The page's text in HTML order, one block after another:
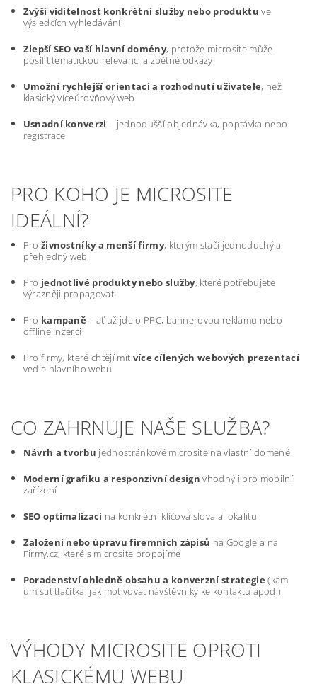
Zvýší viditelnost konkrétní služby nebo produktu ve
výsledcích vyhledávání
Zlepší SEO vaší hlavní domény, protože microsite může
posílit tematickou relevanci a zpětné odkazy
Umožní rychlejší orientaci a rozhodnutí uživatele, než
klasický víceúrovňový web
Usnadní konverzi – jednodušší objednávka, poptávka nebo
registrace
PRO KOHO JE MICROSITE
IDEÁLNÍ?
Pro živnostníky a menší firmy, kterým stačí jednoduchý a
přehledný web
Pro jednotlivé produkty nebo služby, které potřebujete
výrazněji propagovat
Pro kampaně – ať už jde o PPC, bannerovou reklamu nebo
offline inzerci
Pro firmy, které chtějí mít více cílených webových prezentací
vedle hlavního webu
CO ZAHRNUJE NAŠE SLUŽBA?
Návrh a tvorbu jednostránkové microsite na vlastní doméně
Moderní grafiku a responzivní design vhodný i pro mobilní
zařízení
SEO optimalizaci na konkrétní klíčová slova a lokalitu
Založení nebo úpravu firemních zápisů na Google a na
Firmy.cz, které s microsite propojíme
Poradenství ohledně obsahu a konverzní strategie (kam
umístit tlačítka, jak motivovat návštěvníky ke kontaktu apod.)
VÝHODY MICROSITE OPROTI
KLASICKÉMU WEBU